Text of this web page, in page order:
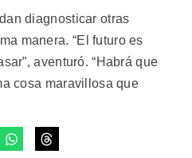
diagnosticar otras
manera. “El futuro es
aventuró. “Habrá que
cosa maravillosa que